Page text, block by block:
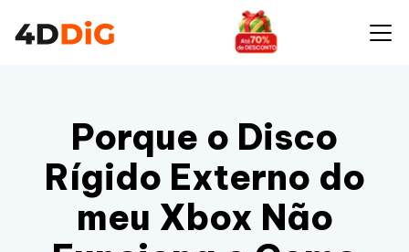
Porque o Disco
Rígido Externo do
meu Xbox Não